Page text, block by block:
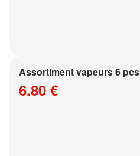
Assortiment vapeurs 6 pcs
6.80 €